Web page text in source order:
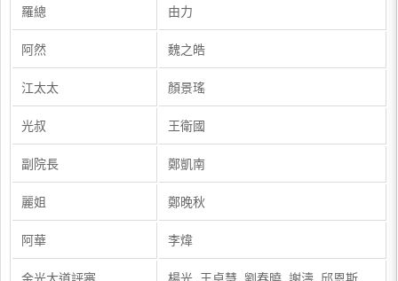
羅總 由力
阿然 魏之皓
江太太 顏景瑤
光叔 王衛國
副院長 鄭凱南
麗姐 鄭晚秋
阿華 李煒